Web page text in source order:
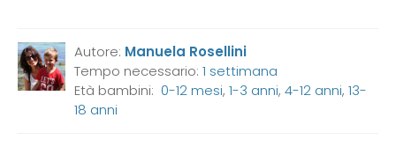
Autore: Manuela Rosellini
Tempo necessario:1 settimana
Età bambini:0-12 mesi,1-3 anni,4-12 anni,13-
18 anni